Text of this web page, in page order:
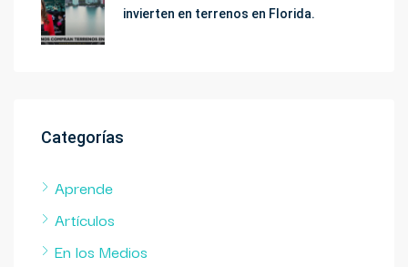
invierten en terrenos en Florida.
Categorías
Aprende
Artículos
En los Medios